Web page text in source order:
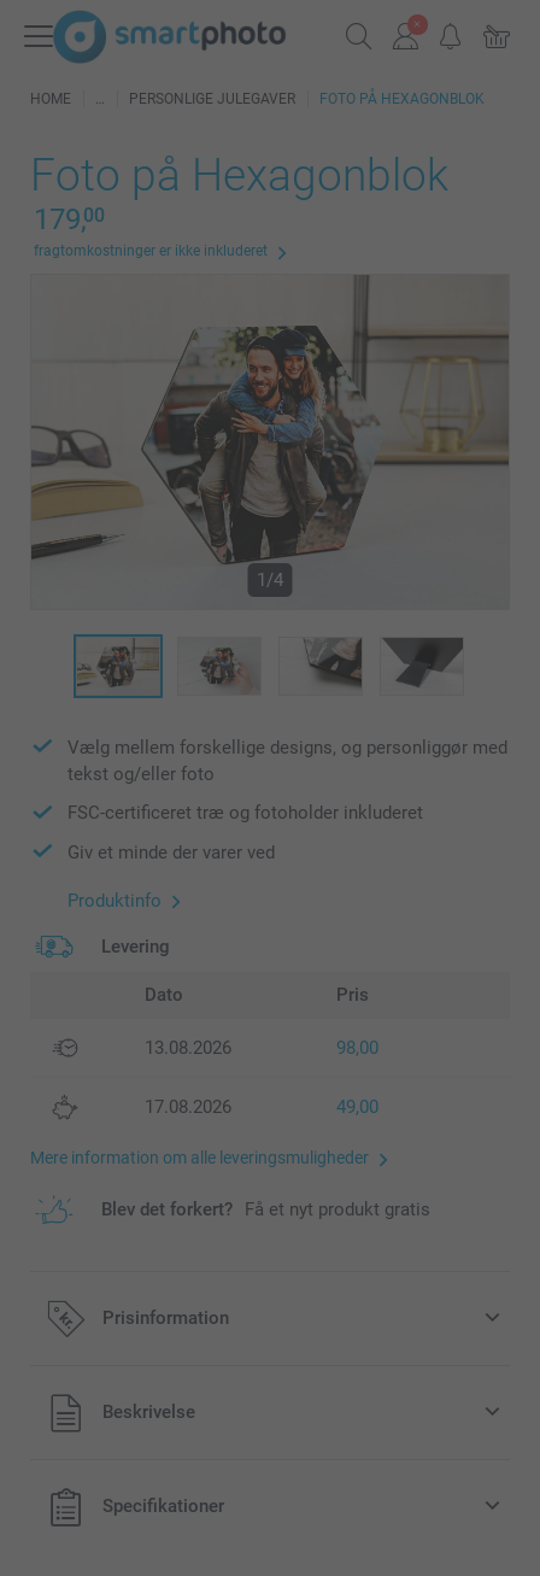
HOME PERSONLIGE JULEGAVER FOTO PÅ HEXAGONBLOK
Foto på Hexagonblok
179,00
fragtomkostninger er ikke inkluderet
1/4
Vælg mellem forskellige designs, og personliggør med
tekst og/eller foto
FSC-certificeret træ og fotoholder inkluderet
Giv et minde der varer ved
Produktinfo
Levering
Dato Pris
13.08.2026 98,00
17.08.2026 49,00
Mere information om alle leveringsmuligheder
Blev det forkert? Få et nyt produkt gratis
Prisinformation
Alle priser inklusive moms og uden
forsendelsesomkostninger
Beskrivelse
Specifikationer